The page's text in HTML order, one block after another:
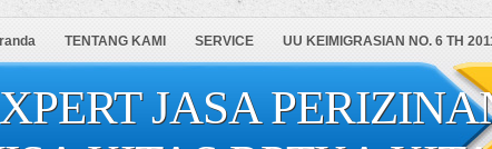
TENTANG KAMI SERVICE UU KEIMIGRASIAN NO. 6 TH
JASA